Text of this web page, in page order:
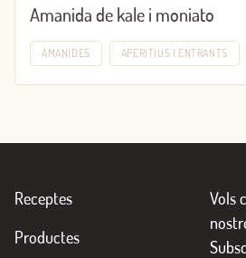
Amanida de kale i moniato
AMANIDES APERITIUS I ENTRANTS
Receptes
Productes
Vols